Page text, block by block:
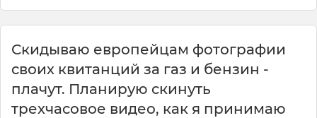
Скидываю европейцам фотографии
своих квитанций за газ и бензин -
плачут. Планирую скинуть
трехчасовое видео, как я принимаю